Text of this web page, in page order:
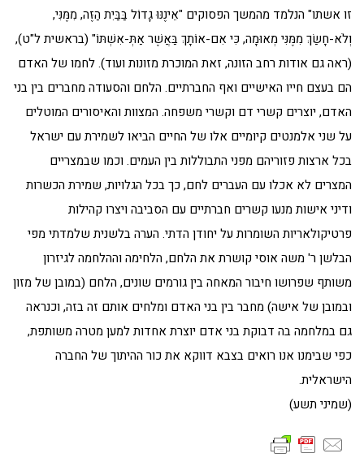
זו אשתו" הנלמד מהמשך הפסוקים "אֵינֶנּוּ גָדוֹל בַּבַּיִת הַזֶּה, מִמֶּנִּי,
וְלֹא-חָשַׂךְ מִמֶּנִּי מְאוּמָה, כִּי אִם-אוֹתָךְ בַּאֲשֶׁר אַתְּ-אִשְׁתּוֹ" (בראשית ל"ט),
(ראה גם אודות רחב הזונה, זאת המוכרת מזונות ועוד). לחמו של האדם
הם בעצם חייו האישיים ואף החברתיים. הלחם והסעודה מחברים בין בני
האדם, יוצרים קשרי דם וקשרי משפחה. המצוות והאיסורים המוטלים
על שני אלמנטים קיומיים אלו של החיים הביאו לשמירת עם ישראל
בכל ארצות פזוריהם מפני התבוללות בין העמים. וכמו שבמצריים
המצרים לא אכלו עם העברים לחם, כך בכל הגלויות, שמירת הכשרות
ודיני אישות מנעו קשרים חברתיים עם הסביבה ויצרו קהילות
פרטיקולאריות השומרות על יחודן הדתי. הערה בלשנית שלמדתי מפי
הבלשן ר' משה אוסי קושרת את הלחם, הלחימה וההלחמה לגיזרון
משותף שפרושו חיבור המאחה בין גורמים שונים, הלחם (במובן של מזון
ובמובן של אישה) מחבר בין בני האדם ומלחים אותם זה בזה, וכנראה
גם במלחמה בה דבוקת בני אדם יוצרת אחדות למען מטרה משותפת,
כפי שבימנו אנו רואים בצבא דווקא את כור ההיתוך של החברה
הישראלית.
(שמיני תשע)